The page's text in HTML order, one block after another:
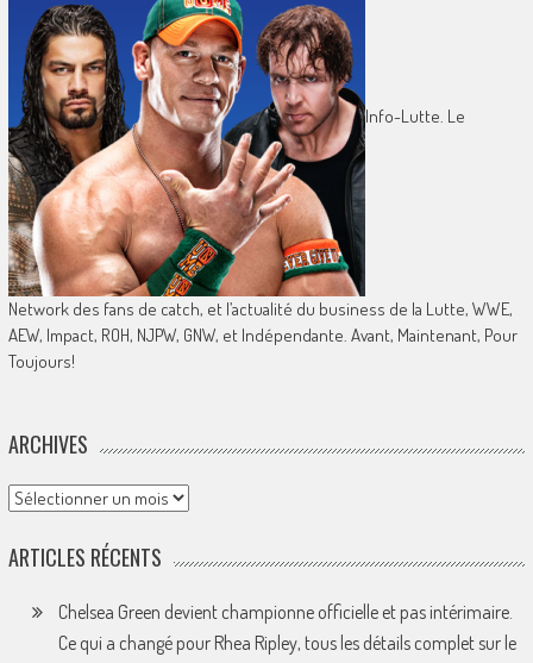
Info-Lutte. Le
Network des fans de catch, et l’actualité du business de la Lutte, WWE,
AEW, Impact, ROH, NJPW, GNW, et Indépendante. Avant, Maintenant, Pour
Toujours!
ARCHIVES
Archives
ARTICLES RÉCENTS
Chelsea Green devient championne officielle et pas intérimaire.
Ce qui a changé pour Rhea Ripley, tous les détails complet sur le